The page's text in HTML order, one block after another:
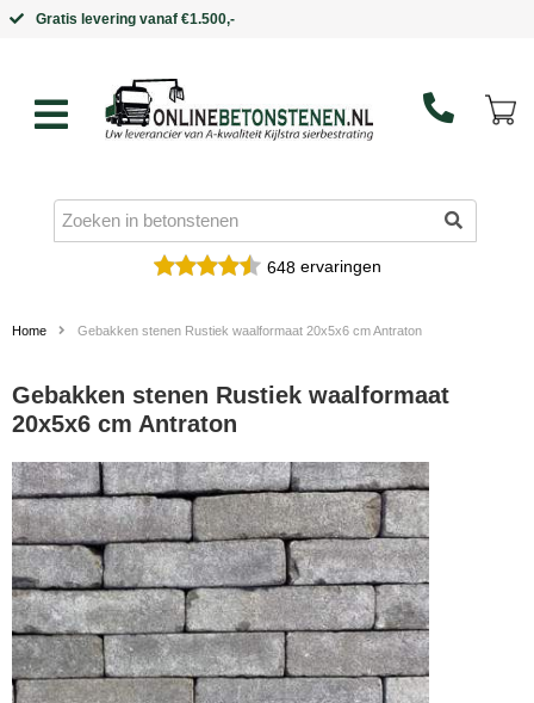
Binnen 5 werkdagen in huis
648ervaringen
Home Gebakken stenen Rustiek waalformaat 20x5x6 cm Antraton
Gebakken stenen Rustiek waalformaat
20x5x6 cm Antraton